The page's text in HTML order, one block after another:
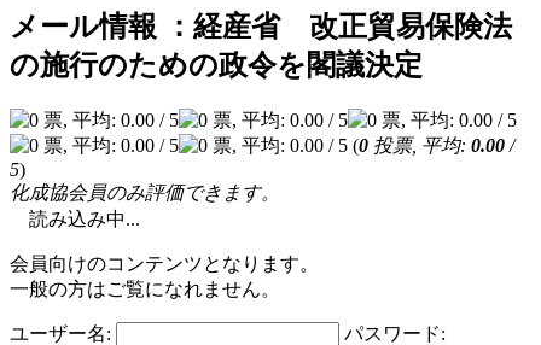
メール情報 ：経産省 改正貿易保険法
の施行のための政令を閣議決定
(0 投票, 平均: 0.00 /
5)
化成協会員のみ評価できます。
読み込み中...
会員向けのコンテンツとなります。
一般の方はご覧になれません。
ユーザー名:
パスワード: